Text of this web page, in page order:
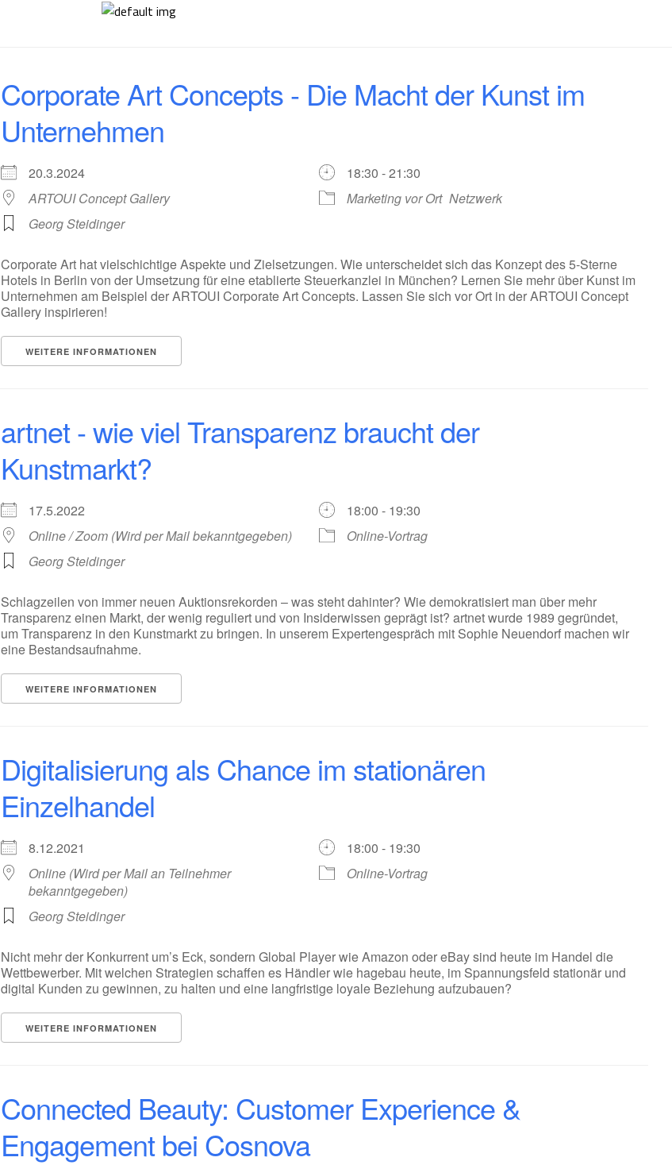
Corporate Art Concepts - Die Macht der Kunst im
Unternehmen
20.3.2024
18:30 - 21:30
ARTOUI Concept Gallery
Marketing vor Ort Netzwerk
Georg Steidinger
Corporate Art hat vielschichtige Aspekte und Zielsetzungen. Wie unterscheidet sich das Konzept des 5-Sterne
Hotels in Berlin von der Umsetzung für eine etablierte Steuerkanzlei in München? Lernen Sie mehr über Kunst im
Unternehmen am Beispiel der ARTOUI Corporate Art Concepts. Lassen Sie sich vor Ort in der ARTOUI Concept
Gallery inspirieren!
WEITERE INFORMATIONEN
artnet - wie viel Transparenz braucht der
Kunstmarkt?
17.5.2022
18:00 - 19:30
Online / Zoom (Wird per Mail bekanntgegeben)
Online-Vortrag
Georg Steidinger
Schlagzeilen von immer neuen Auktionsrekorden – was steht dahinter? Wie demokratisiert man über mehr
Transparenz einen Markt, der wenig reguliert und von Insiderwissen geprägt ist? artnet wurde 1989 gegründet,
um Transparenz in den Kunstmarkt zu bringen. In unserem Expertengespräch mit Sophie Neuendorf machen wir
eine Bestandsaufnahme.
WEITERE INFORMATIONEN
Digitalisierung als Chance im stationären
Einzelhandel
8.12.2021
18:00 - 19:30
Online (Wird per Mail an Teilnehmer
bekanntgegeben)
Online-Vortrag
Georg Steidinger
Nicht mehr der Konkurrent um’s Eck, sondern Global Player wie Amazon oder eBay sind heute im Handel die
Wettbewerber. Mit welchen Strategien schaffen es Händler wie hagebau heute, im Spannungsfeld stationär und
digital Kunden zu gewinnen, zu halten und eine langfristige loyale Beziehung aufzubauen?
WEITERE INFORMATIONEN
Connected Beauty: Customer Experience &
Engagement bei Cosnova